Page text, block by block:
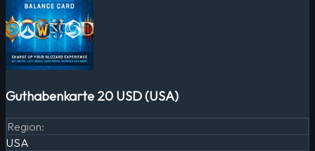
Guthabenkarte 20 USD (USA)
Region:
USA